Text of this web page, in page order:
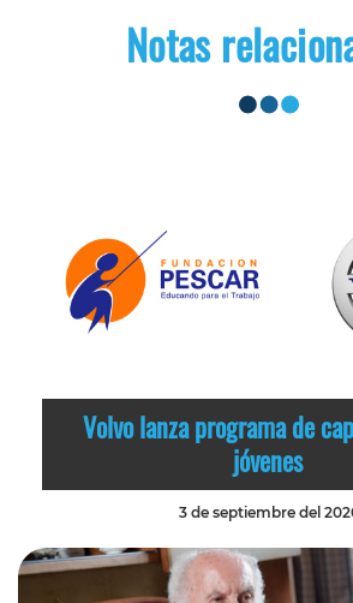
Notas
Volvo lanza programa de
jóvenes
3 de septiembre del